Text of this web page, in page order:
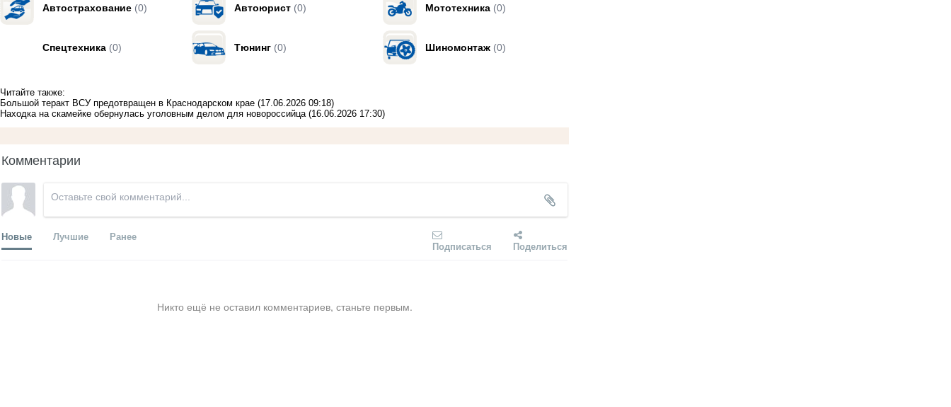
Автострахование (0) Автоюрист (0) Мототехника (0)
Спецтехника (0) Тюнинг (0) Шиномонтаж (0)
Читайте также:
Большой теракт ВСУ предотвращен в Краснодарском крае (17.06.2026 09:18)
Находка на скамейке обернулась уголовным делом для новороссийца (16.06.2026 17:30)
Комментарии
Новые Лучшие Ранее
Подписаться Поделиться
Никто ещё не оставил комментариев, станьте первым.